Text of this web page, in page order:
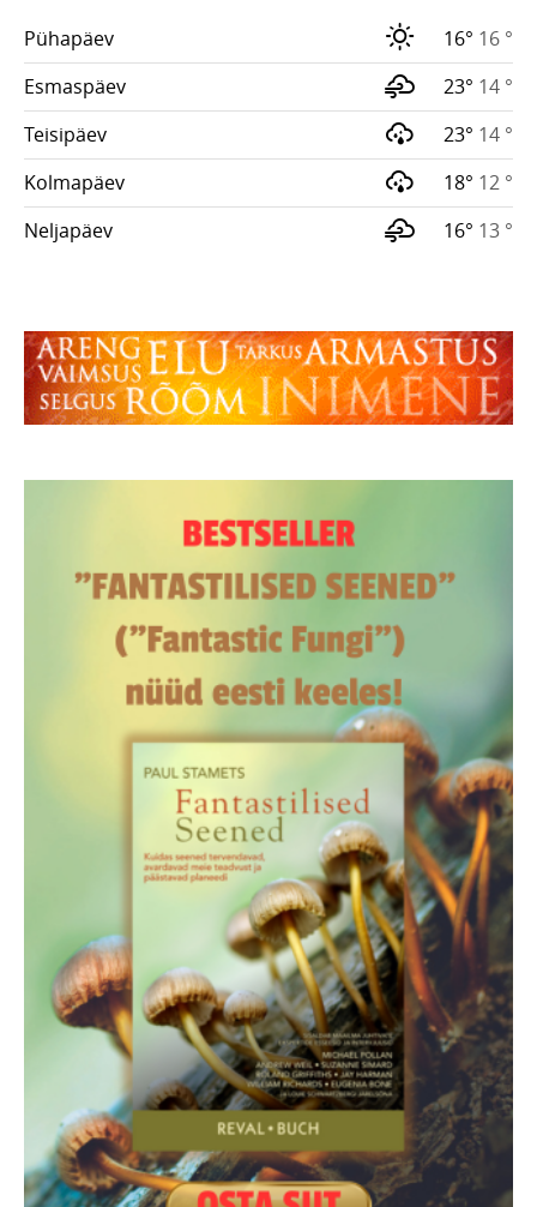
Pühapäev 16° 16 °
Esmaspäev
23° 14 °
Teisipäev
23° 14 °
Kolmapäev
18° 12 °
Neljapäev
16° 13 °